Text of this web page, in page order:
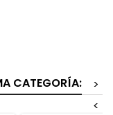
CATEGORÍA:
>
<